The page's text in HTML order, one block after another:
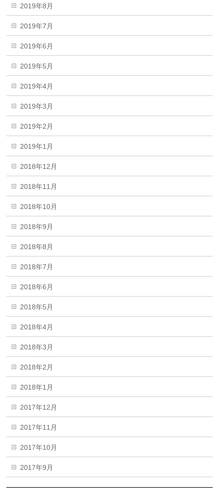
2019年8月
2019年7月
2019年6月
2019年5月
2019年4月
2019年3月
2019年2月
2019年1月
2018年12月
2018年11月
2018年10月
2018年9月
2018年8月
2018年7月
2018年6月
2018年5月
2018年4月
2018年3月
2018年2月
2018年1月
2017年12月
2017年11月
2017年10月
2017年9月